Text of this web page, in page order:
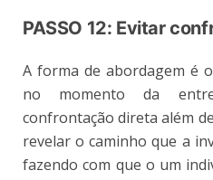
PASSO 12: Evitar
A forma de abordagem é
no momento da
confrontação direta além
revelar o caminho que a
fazendo com que o um